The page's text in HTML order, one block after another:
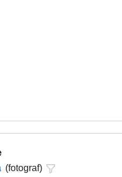
(fotograf)